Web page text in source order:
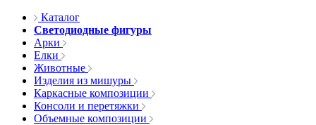
Каталог
Светодиодные фигуры
Арки
Елки
Животные
Изделия из мишуры
Каркасные композиции
Консоли и перетяжки
Объемные композиции